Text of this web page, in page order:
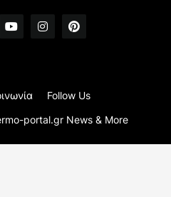
portal.gr News & More
Follow Us